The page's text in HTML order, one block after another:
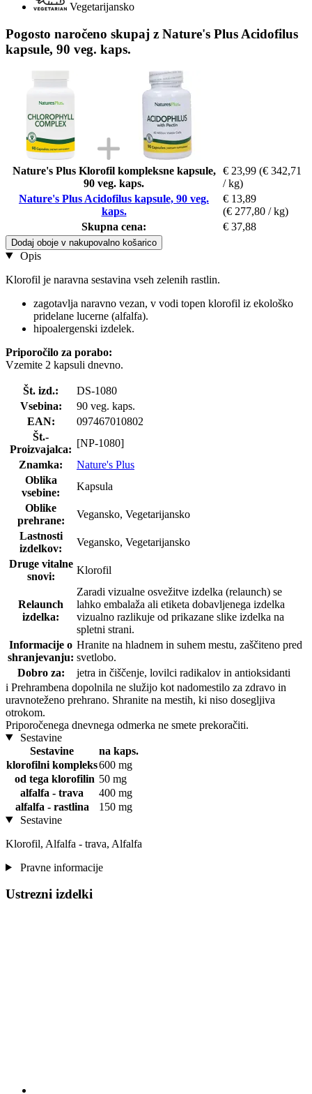
Vegetarijansko
Pogosto naročeno skupaj z Nature's Plus Acidofilus
kapsule, 90 veg. kaps.
Nature's Plus Klorofil kompleksne kapsule,
90 veg. kaps.
€ 23,99 (€ 342,71
/ kg)
Nature's Plus Acidofilus kapsule, 90 veg.
kaps.
€ 13,89
(€ 277,80 / kg)
Skupna cena:
€ 37,88
Dodaj oboje v nakupovalno košarico
Opis
Klorofil je naravna sestavina vseh zelenih rastlin.
zagotavlja naravno vezan, v vodi topen klorofil iz ekološko
pridelane lucerne (alfalfa).
hipoalergenski izdelek.
Priporočilo za porabo:
Vzemite 2 kapsuli dnevno.
Št. izd.:
DS-1080
Vsebina:
90 veg. kaps.
EAN:
097467010802
Št.-
Proizvajalca:
[NP-1080]
Znamka:
Nature's Plus
Oblika
vsebine:
Kapsula
Oblike
prehrane:
Vegansko, Vegetarijansko
Lastnosti
izdelkov:
Vegansko, Vegetarijansko
Druge vitalne
snovi:
Klorofil
Relaunch
izdelka:
Zaradi vizualne osvežitve izdelka (relaunch) se
lahko embalaža ali etiketa dobavljenega izdelka
vizualno razlikuje od prikazane slike izdelka na
spletni strani.
Informacije o
shranjevanju:
Hranite na hladnem in suhem mestu, zaščiteno pred
svetlobo.
Dobro za:
jetra in čiščenje, lovilci radikalov in antioksidanti
i Prehrambena dopolnila ne služijo kot nadomestilo za zdravo in
uravnoteženo prehrano. Shranite na mestih, ki niso dosegljiva
otrokom.
Priporočenega dnevnega odmerka ne smete prekoračiti.
Sestavine
Sestavine
na kaps.
klorofilni kompleks600 mg
od tega klorofilin 50 mg
alfalfa - trava
400 mg
alfalfa - rastlina
150 mg
Sestavine
Klorofil, Alfalfa - trava, Alfalfa
Pravne informacije
Ustrezni izdelki